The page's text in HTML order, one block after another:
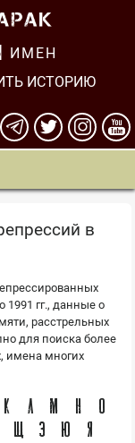
ИМЕН
ИСТОРИЮ
в
1991 гг., данные о
расстрельных
для поиска более
имена многих
К Л М Н
О
Щ Э Ю Я